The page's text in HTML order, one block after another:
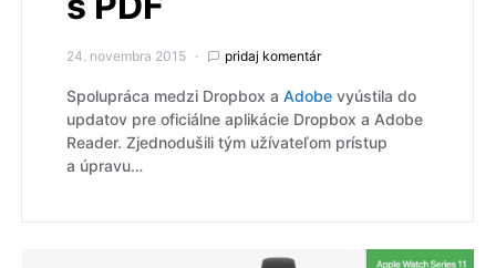
24. novembra 2015 pridaj komentár
Spolupráca medzi Dropbox a Adobe vyústila do
updatov pre oficiálne aplikácie Dropbox a Adobe
Reader. Zjednodušili tým užívateľom prístup
a úpravu…